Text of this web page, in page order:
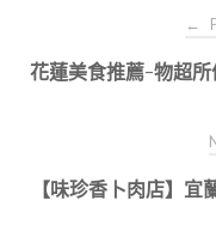
navigation
←
花蓮美食推薦-物超
【味珍香卜肉店】